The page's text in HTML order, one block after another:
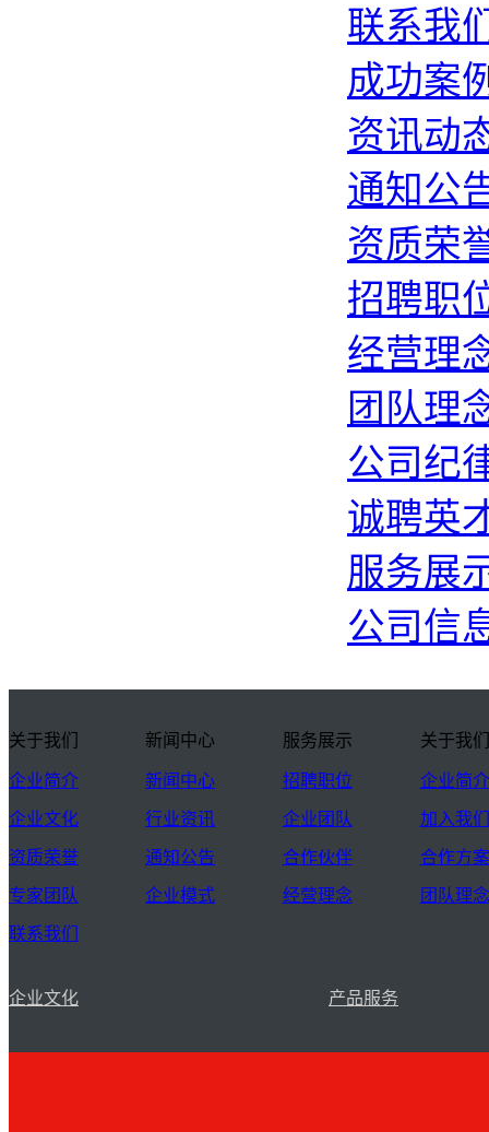
联系我
成功案
资讯动
通知公
资质荣
招聘职
经营理
团队理
公司纪
诚聘英
服务展
公司信
关于我们
企业简介
企业文化
资质荣誉
专家团队
联系我们
新闻中心
新闻中心
行业资讯
通知公告
企业模式
服务展示
招聘职位
企业团队
合作伙伴
经营理念
关于我们
企业简介
加入我们
合作方案
团队理念
企业文化 产品服务